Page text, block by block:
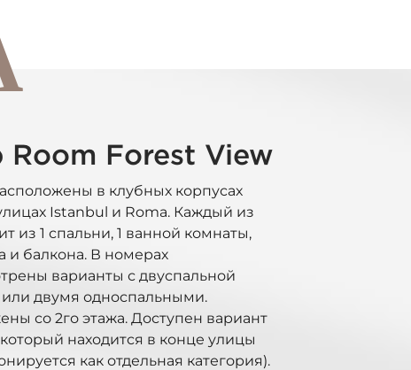
Room Forest View
в клубных корпусах
Istanbul и Roma. Каждый из
из 1 спальни, 1 ванной комнаты,
и балкона. В номерах
варианты с двуспальной
или двумя односпальными.
со 2го этажа. Доступен вариант
находится в конце улицы
как отдельная категория).